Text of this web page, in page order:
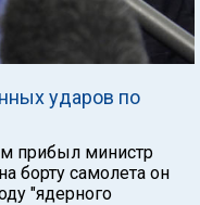
ударов по
прибыл министр
борту самолета он
"ядерного